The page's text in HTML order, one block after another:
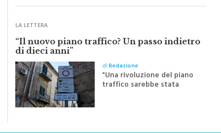
Sapienza all'indomani della
LA LETTERA
“Il nuovo piano traffico? Un passo indietro
di dieci anni”
diRedazione
"Una rivoluzione del piano